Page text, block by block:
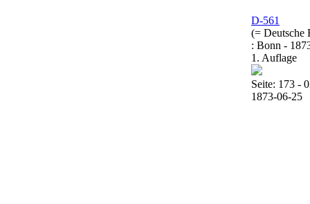
D-561
(= Deutsche
: Bonn -
1. Auflage
Seite: 173 -
1873-06-25